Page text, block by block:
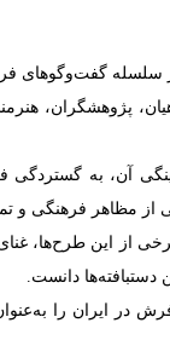
گفت‌وگوهای
خرداد ۱۴۰۵ با حضور
آن، به گستردگی
از مظاهر فرهنگی
از این طرح‌ها،
دستبافته‌ها دانست.
ایران را